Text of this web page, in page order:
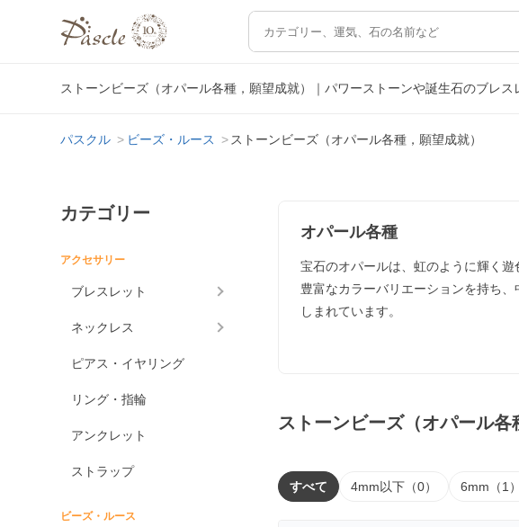
ストーンビーズ（オパール各種，願望成就）｜パワーストーンや誕生石のブレス
パスクル ビーズ・ルース ストーンビーズ（オパール各種，願望成就）
カテゴリー
アクセサリー
ブレスレット
ネックレス
ピアス・イヤリング
リング・指輪
アンクレット
ストラップ
ビーズ・ルース
オパール各種
宝石のオパールは、虹のように輝く
豊富なカラーバリエーションを持ち
しまれています。
ストーンビーズ（オパール各
すべて 4mm以下（0） 6mm（1）